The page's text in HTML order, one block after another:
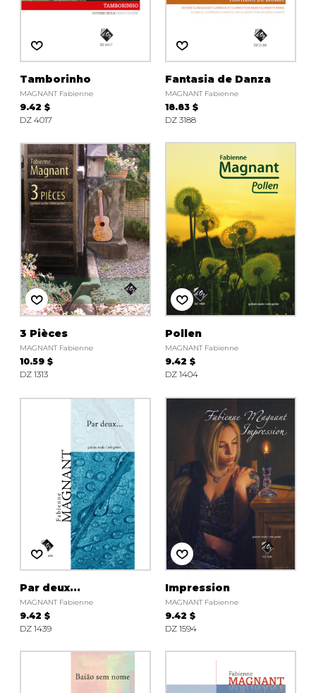
AUTRES PRODUITS
Tamborinho
MAGNANT Fabienne
9.42 $
DZ 4017
Fantasia de Danza
MAGNANT Fabienne
18.83 $
DZ 3188
3 Pièces
MAGNANT Fabienne
10.59 $
DZ 1313
Pollen
MAGNANT Fabienne
9.42 $
DZ 1404
Par deux...
MAGNANT Fabienne
9.42 $
DZ 1439
Impression
MAGNANT Fabienne
9.42 $
DZ 1594